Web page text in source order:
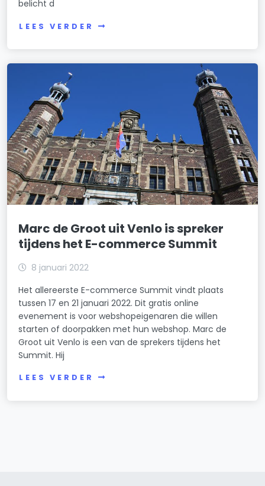
belicht d
LEES VERDER
Marc de Groot uit Venlo is spreker
tijdens het E-commerce Summit
8 januari 2022
Het allereerste E-commerce Summit vindt plaats
tussen 17 en 21 januari 2022. Dit gratis online
evenement is voor webshopeigenaren die willen
starten of doorpakken met hun webshop. Marc de
Groot uit Venlo is een van de sprekers tijdens het
Summit. Hij
LEES VERDER